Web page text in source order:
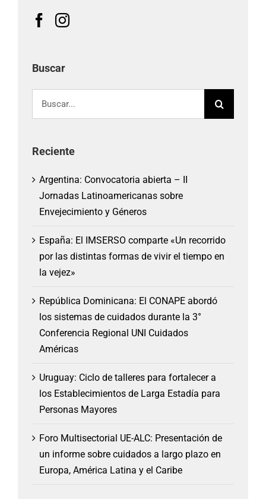
Buscar
Reciente
Argentina: Convocatoria abierta – II
Jornadas Latinoamericanas sobre
Envejecimiento y Géneros
España: El IMSERSO comparte «Un recorrido
por las distintas formas de vivir el tiempo en
la vejez»
República Dominicana: El CONAPE abordó
los sistemas de cuidados durante la 3°
Conferencia Regional UNI Cuidados
Américas
Uruguay: Ciclo de talleres para fortalecer a
los Establecimientos de Larga Estadía para
Personas Mayores
Foro Multisectorial UE-ALC: Presentación de
un informe sobre cuidados a largo plazo en
Europa, América Latina y el Caribe